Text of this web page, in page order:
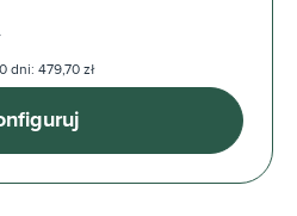
dni: 479,70 zł